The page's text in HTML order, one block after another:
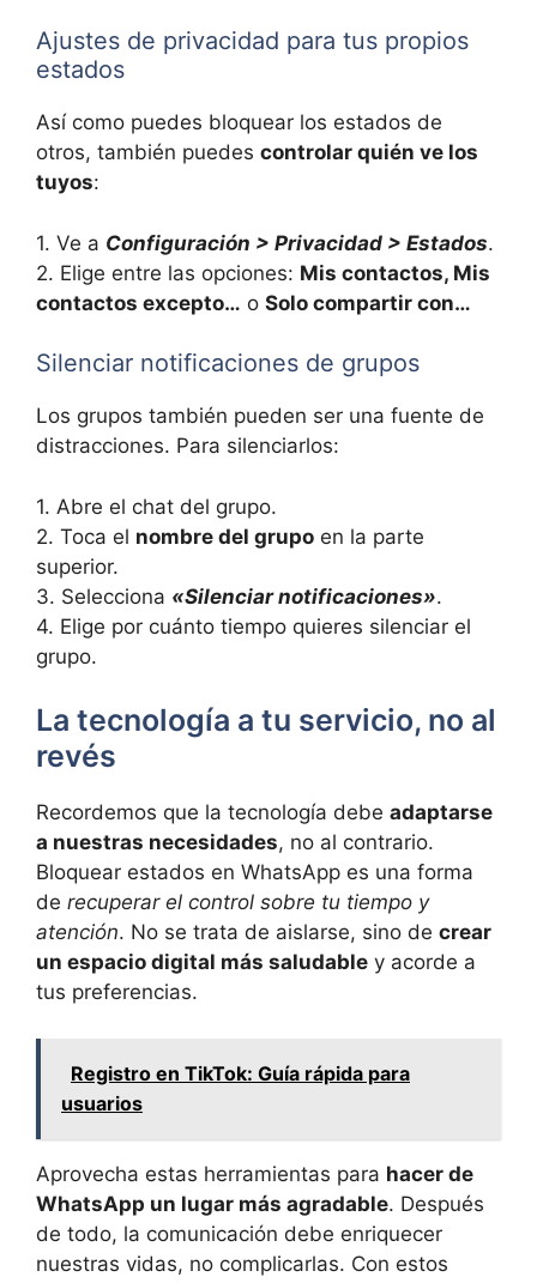
Ajustes de privacidad para tus propios
estados
Así como puedes bloquear los estados de
otros, también puedes controlar quién ve los
tuyos:
1. Ve a Configuración > Privacidad > Estados.
2. Elige entre las opciones: Mis contactos, Mis
contactos excepto… o Solo compartir con…
Silenciar notificaciones de grupos
Los grupos también pueden ser una fuente de
distracciones. Para silenciarlos:
1. Abre el chat del grupo.
2. Toca el nombre del grupo en la parte
superior.
3. Selecciona «Silenciar notificaciones».
4. Elige por cuánto tiempo quieres silenciar el
grupo.
La tecnología a tu servicio, no al
revés
Recordemos que la tecnología debe adaptarse
a nuestras necesidades, no al contrario.
Bloquear estados en WhatsApp es una forma
de recuperar el control sobre tu tiempo y
atención. No se trata de aislarse, sino de crear
un espacio digital más saludable y acorde a
tus preferencias.
Registro en TikTok: Guía rápida para
usuarios
Aprovecha estas herramientas para hacer de
WhatsApp un lugar más agradable. Después
de todo, la comunicación debe enriquecer
nuestras vidas, no complicarlas. Con estos